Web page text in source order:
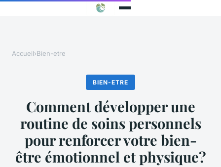
Accueil›Bien-etre
BIEN-ETRE
Comment développer une
routine de soins personnels
pour renforcer votre bien-
être émotionnel et physique?